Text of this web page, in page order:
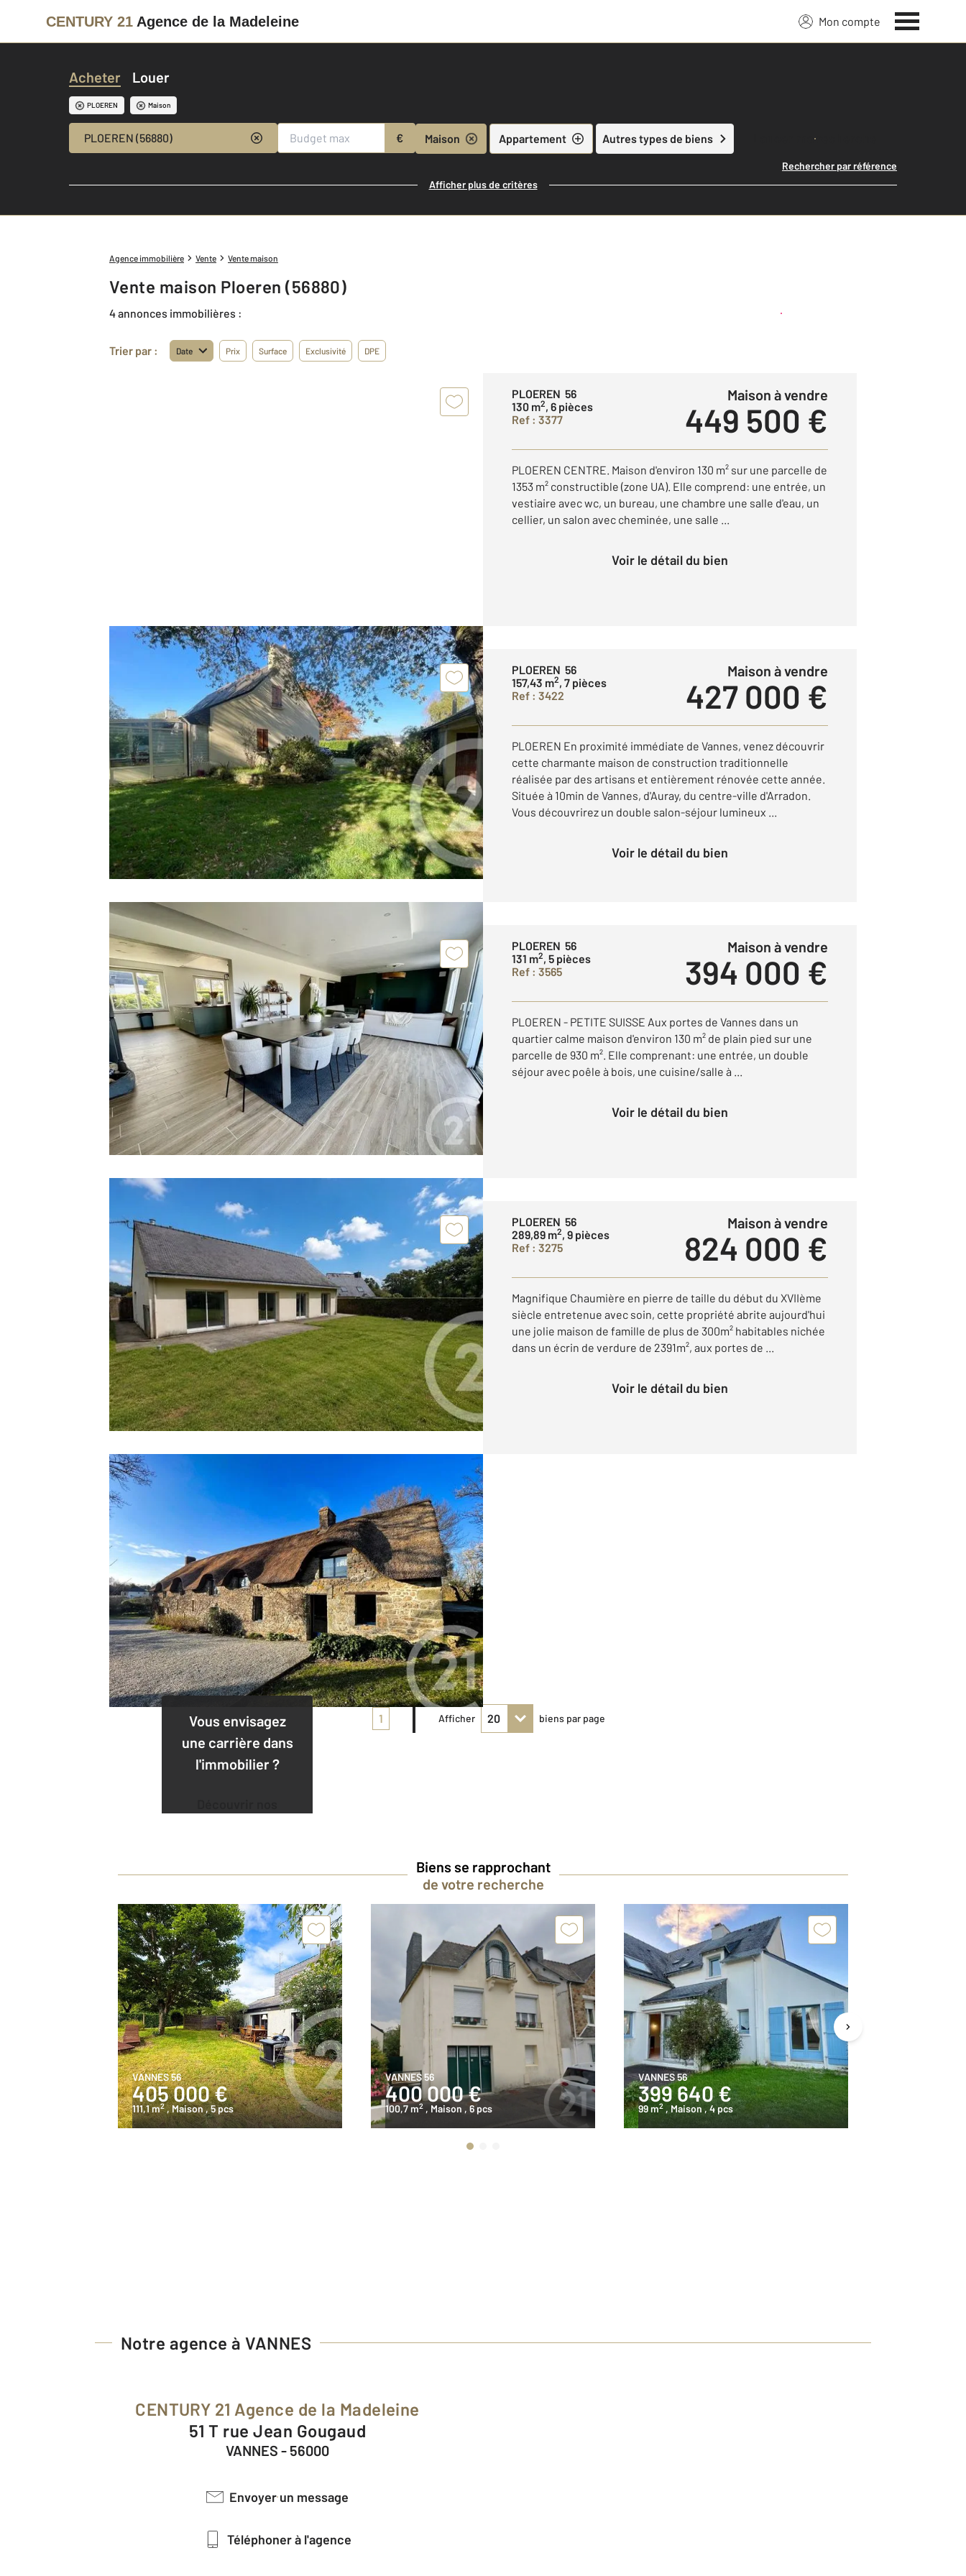
CENTURY 21 Agence de la Madeleine Mon compte
Acheter Louer
PLOEREN Maison
PLOEREN (56880) € Maison Appartement Autres types de biens Lancer ma recherche
Rechercher par référence
Afficher plus de critères
Agence immobilière Vente Vente maison
Vente maison Ploeren (56880)
4 annonces immobilières : Créer une alerte
Trier par : Date Prix Surface Exclusivité DPE
PLOEREN 56
130 m2, 6 pièces
Ref : 3377
Maison à vendre
449 500 €
PLOEREN CENTRE. Maison d'environ 130 m² sur une parcelle de
1353 m² constructible (zone UA). Elle comprend: une entrée, un
vestiaire avec wc, un bureau, une chambre une salle d'eau, un
cellier, un salon avec cheminée, une salle ...
Voir le détail du bien
PLOEREN 56
157,43 m2, 7 pièces
Ref : 3422
Maison à vendre
427 000 €
PLOEREN En proximité immédiate de Vannes, venez découvrir
cette charmante maison de construction traditionnelle
réalisée par des artisans et entièrement rénovée cette année.
Située à 10min de Vannes, d'Auray, du centre-ville d'Arradon.
Vous découvrirez un double salon-séjour lumineux ...
Voir le détail du bien
PLOEREN 56
131 m2, 5 pièces
Ref : 3565
Maison à vendre
394 000 €
PLOEREN - PETITE SUISSE Aux portes de Vannes dans un
quartier calme maison d'environ 130 m² de plain pied sur une
parcelle de 930 m². Elle comprenant: une entrée, un double
séjour avec poêle à bois, une cuisine/salle à ...
Voir le détail du bien
PLOEREN 56
289,89 m2, 9 pièces
Ref : 3275
Maison à vendre
824 000 €
Magnifique Chaumière en pierre de taille du début du XVIIème
siècle entretenue avec soin, cette propriété abrite aujourd'hui
une jolie maison de famille de plus de 300m² habitables nichée
dans un écrin de verdure de 2391m², aux portes de ...
Voir le détail du bien
Vous envisagez
une carrière dans
l'immobilier ?
1 Afficher biens par page
Biens se rapprochant
de votre recherche
VANNES 56
405 000 €
111,1 m2 , Maison, 5 pcs
VANNES 56
400 000 €
100,7 m2 , Maison , 6 pcs
VANNES 56
399 640 €
99 m2 , Maison , 4 pcs
Notre agence à VANNES
CENTURY 21 Agence de la Madeleine
51 T rue Jean Gougaud
VANNES - 56000
Envoyer un message
Téléphoner à l'agence